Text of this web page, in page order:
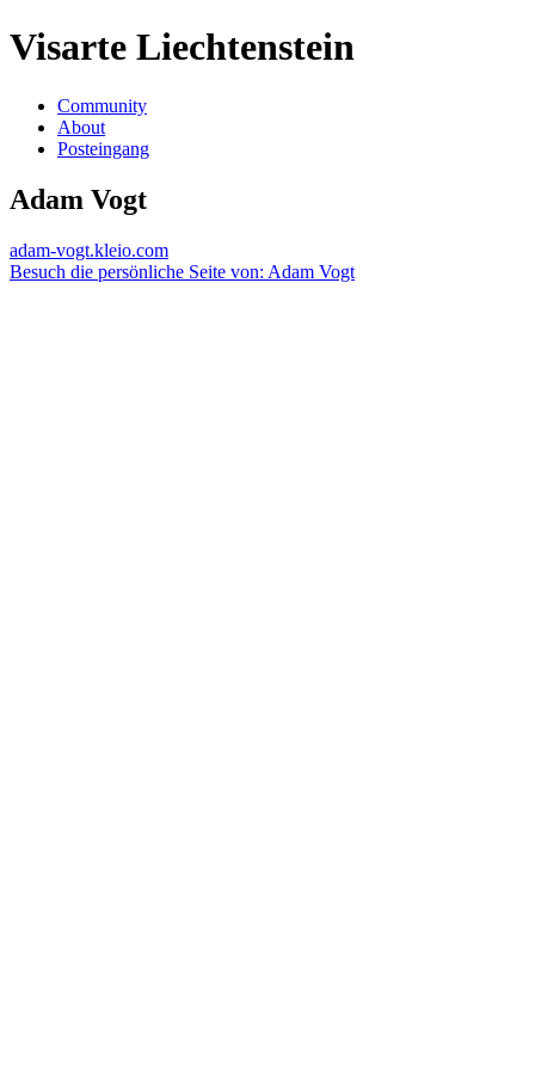
Visarte Liechtenstein
Community
About
Posteingang
Adam Vogt
adam-vogt.kleio.com
Besuch die persönliche Seite von: Adam Vogt